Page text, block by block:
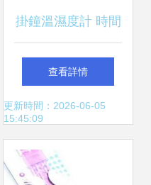
掛鐘溫濕度計 時間
與環境的完美融合
——最新產品參考
查看詳情
更新時間：2026-06-05
15:45:09